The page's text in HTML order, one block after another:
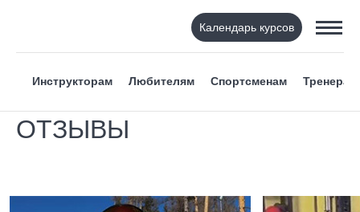
Календарь курсов
Инструкторам Любителям Спортсменам Тренерам
ОТЗЫВЫ